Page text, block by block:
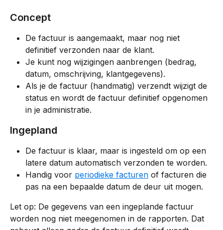
Concept
De factuur is aangemaakt, maar nog niet
definitief verzonden naar de klant.
Je kunt nog wijzigingen aanbrengen (bedrag,
datum, omschrijving, klantgegevens).
Als je de factuur (handmatig) verzendt wijzigt de
status en wordt de factuur definitief opgenomen
in je administratie.
Ingepland
De factuur is klaar, maar is ingesteld om op een
latere datum automatisch verzonden te worden.
Handig voor periodieke facturen of facturen die
pas na een bepaalde datum de deur uit mogen.
Let op: De gegevens van een ingeplande factuur
worden nog niet meegenomen in de rapporten. Dat